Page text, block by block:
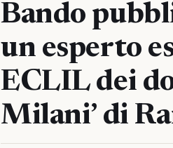
Bando
un esperto
ECLIL dei
Milani’ di